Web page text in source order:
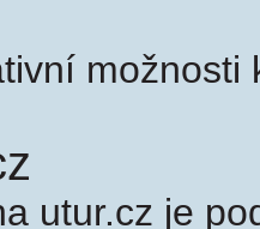
utur.cz je